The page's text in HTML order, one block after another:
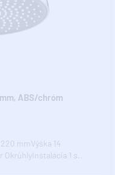
ABS/chróm
mmVýška 14
1 s..